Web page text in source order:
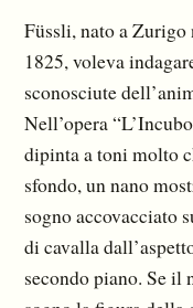
Füssli, nato a
1825, voleva
sconosciute
Nell’opera
dipinta a toni molto
sfondo, un nano
sogno accovacciato
di cavalla
secondo piano. Se il